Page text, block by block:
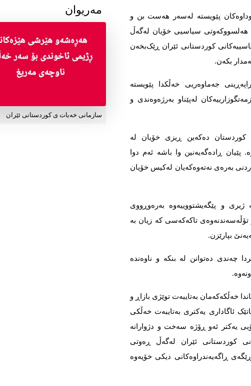
پێویستە لەسەر هەست بن و
و هەلسووکەوتی سیاسیی خۆیان لەگەڵ
کوردستانی ئێران ڕێک‌بخەن
بکەن.
جەماوەریی خەڵکدا پێویستە
لەپێناو بەرژەوەندی و
کوردستان دەکەین ڕیزی خۆیان لە
پێیان ڕادەگەیەنین وا باشە ئەم دوا
بەرەی نەتەوەکەیان لەکیس خۆیان
و پێگەیشتووییەوە بەرەوڕووی
تاکەکەسی کە زیان بە
بپارێزن.
چەندی دەتوانن لە بنکە و ناوەندە
خەڵکەکەمان بەتایبەت توێژی بازاڕ و
ئاگاداری یەکتری بەتایبەت خەڵکی
یەکتر ئەو ڕۆژە سەخت و دژوارانە
کوردستانی ئێران لەگەڵ ڕەوتی
ڕاگەیەندراوەکانی دیکی خۆیەوە
مەریوان
سازمانی خەبات ی کوردستانی ئێران